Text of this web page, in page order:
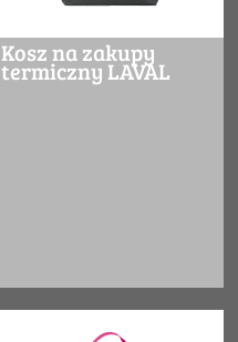
Kosz na zakupy
termiczny LAVAL